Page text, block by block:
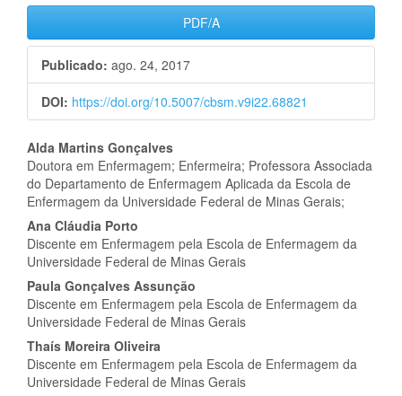
Barra
lateral
de
artigos
PDF/A
Publicado: ago. 24, 2017
DOI: https://doi.org/10.5007/cbsm.v9i22.68821
Conteúdo
do
artigo
principal
Alda Martins Gonçalves
Doutora em Enfermagem; Enfermeira; Professora Associada
do Departamento de Enfermagem Aplicada da Escola de
Enfermagem da Universidade Federal de Minas Gerais;
Ana Cláudia Porto
Discente em Enfermagem pela Escola de Enfermagem da
Universidade Federal de Minas Gerais
Paula Gonçalves Assunção
Discente em Enfermagem pela Escola de Enfermagem da
Universidade Federal de Minas Gerais
Thaís Moreira Oliveira
Discente em Enfermagem pela Escola de Enfermagem da
Universidade Federal de Minas Gerais